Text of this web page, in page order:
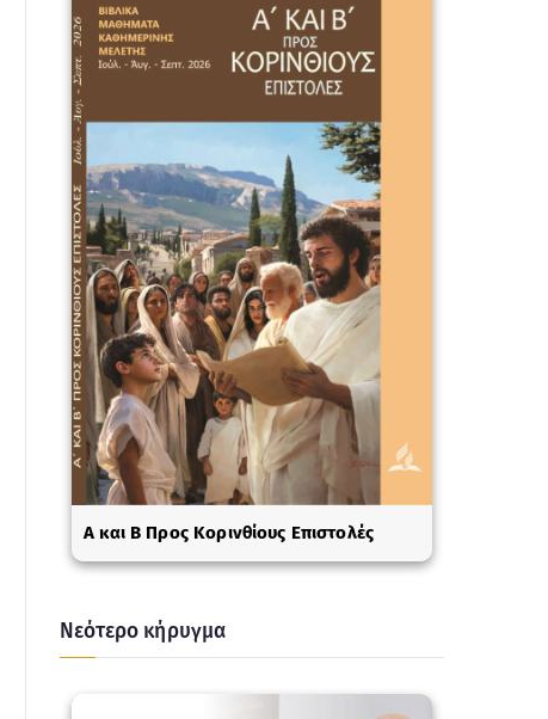
A και Β Προς Κορινθίους Επιστολές
Νεότερο κήρυγμα